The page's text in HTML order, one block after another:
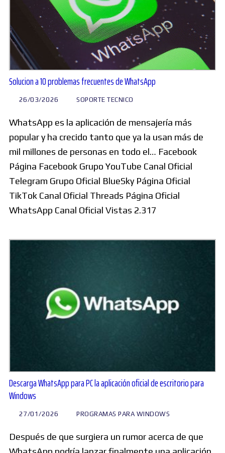
Solucion a 10 problemas frecuentes de WhatsApp
26/03/2026 SOPORTE TECNICO
WhatsApp es la aplicación de mensajería más
popular y ha crecido tanto que ya la usan más de
mil millones de personas en todo el… Facebook
Página Facebook Grupo YouTube Canal Oficial
Telegram Grupo Oficial BlueSky Página Oficial
TikTok Canal Oficial Threads Página Oficial
WhatsApp Canal Oficial Vistas 2.317
Descarga WhatsApp para PC la aplicación oficial de escritorio para
Windows
27/01/2026 PROGRAMAS PARA WINDOWS
Después de que surgiera un rumor acerca de que